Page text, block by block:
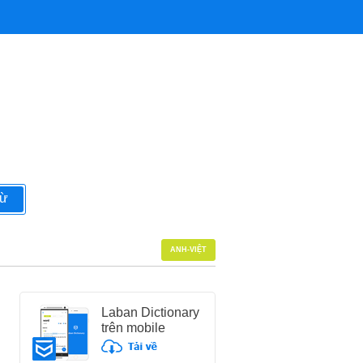
Laban Dictionary
trên mobile
ANH-VIỆT